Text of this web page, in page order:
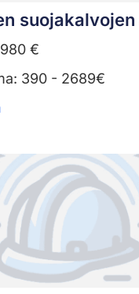
suojakalvojen
€
390 - 2689€